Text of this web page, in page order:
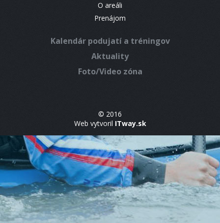
O areáli
Prenájom
Kalendár podujatí a tréningov
Aktuality
Foto/Video zóna
© 2016
Web vytvoril ITway.sk